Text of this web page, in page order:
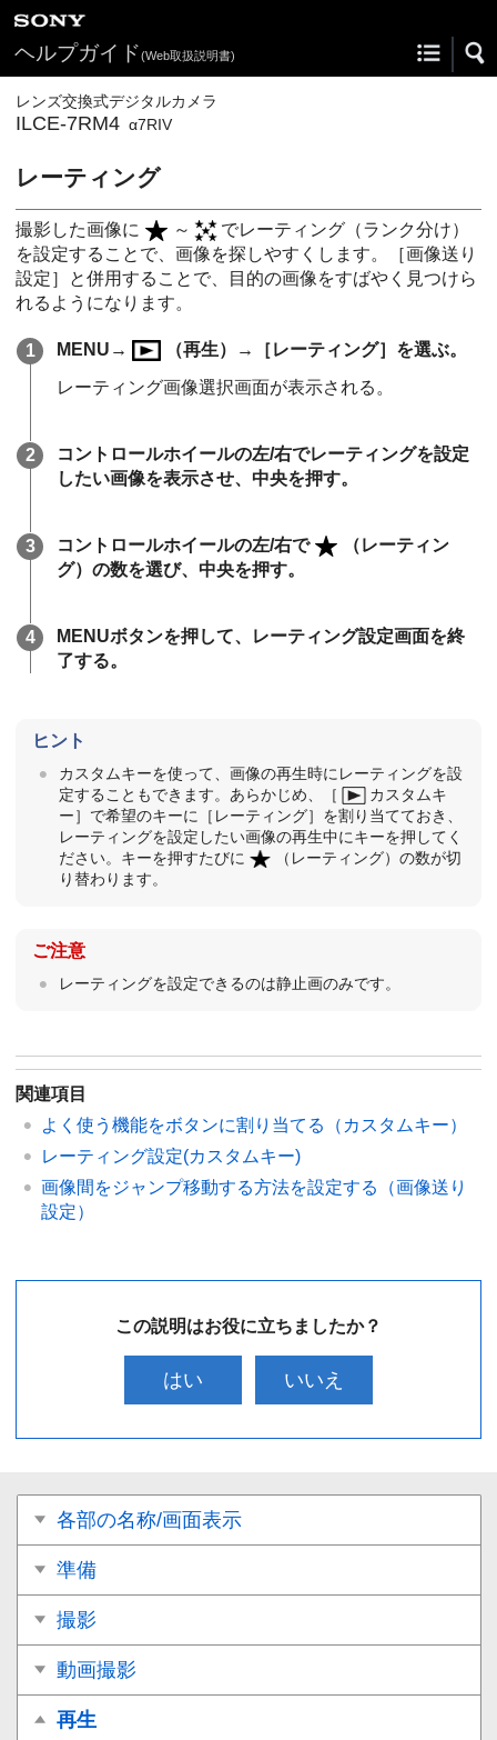
ヘルプガイド(Web取扱説明書)
レンズ交換式デジタルカメラ
ILCE-7RM4 α7RIV
レーティング
撮影した画像に ～
でレーティング（ランク分け）
を設定することで、画像を探しやすくします。
［画像送り
設定］
と併用することで、目的の画像をすばやく見つけら
れるようになります。
MENU → （再生）→ ［レーティング］ を選ぶ。
レーティング画像選択画面が表示される。
コントロールホイールの左/右でレーティングを設定
したい画像を表示させ、中央を押す。
コントロールホイールの左/右で
（レーティン
グ）の数を選び、中央を押す。
MENUボタンを押して、レーティング設定画面を終
了する。
ヒント
カスタムキーを使って、画像の再生時にレーティングを設
定することもできます。あらかじめ、
［
カスタムキ
ー］ で希望のキーに ［レーティング］ を割り当てておき、
レーティングを設定したい画像の再生中にキーを押してく
ださい。キーを押すたびに
（レーティング）の数が切
り替わります。
ご注意
レーティングを設定できるのは静止画のみです。
関連項目
よく使う機能をボタンに割り当てる（ カスタムキー）
レーティング設定(カスタムキー)
画像間をジャンプ移動する方法を設定する（画像送り
設定）
この説明はお役に立ちましたか？
はい いいえ
各部の名称/画面表示
準備
撮影
動画撮影
再生